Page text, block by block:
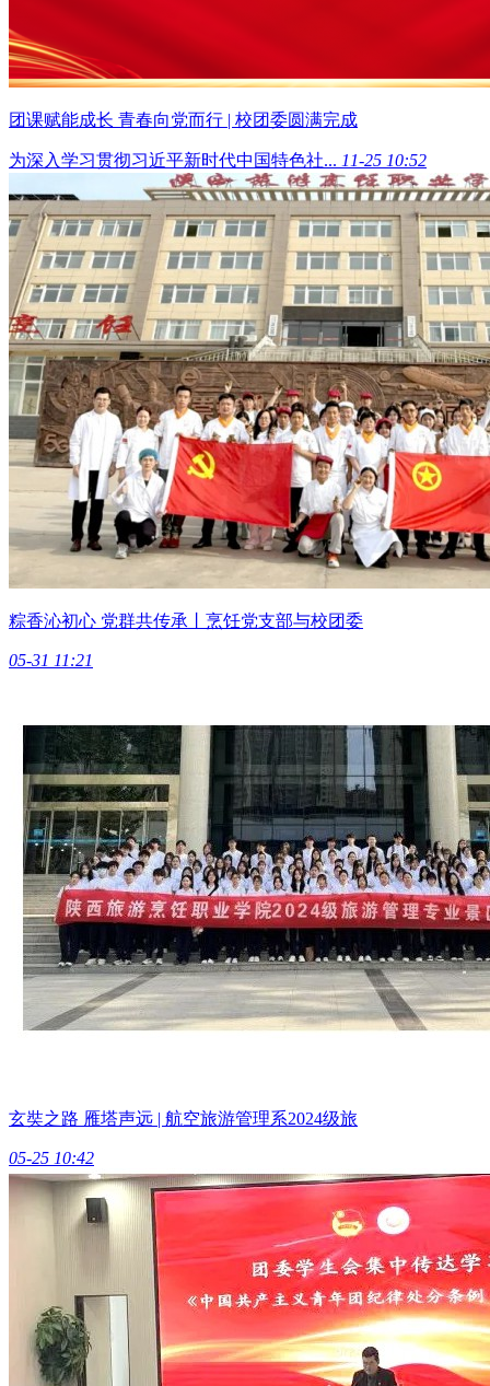
团课赋能成长 青春向党而行 | 校团委圆满完成
为深入学习贯彻习近平新时代中国特色社... 11-25 10:52
粽香沁初心 党群共传承丨烹饪党支部与校团委
05-31 11:21
玄奘之路 雁塔声远 | 航空旅游管理系2024级旅
05-25 10:42